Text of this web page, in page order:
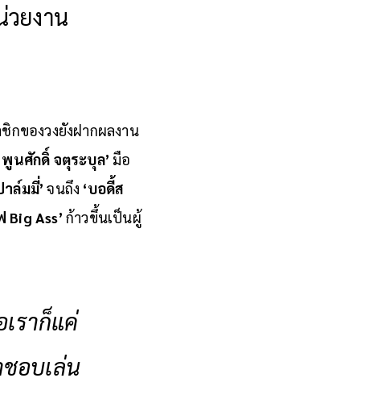
ยงาน
กของวงยังฝากผลงาน
นศักดิ์ จตุระบุล’ มือ
าล์มมี่’ จนถึง ‘บอดี้ส
Big Ass’ ก้าวขึ้นเป็นผู้
ราก็แค่
อบเล่น